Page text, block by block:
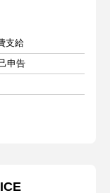
支給
申告